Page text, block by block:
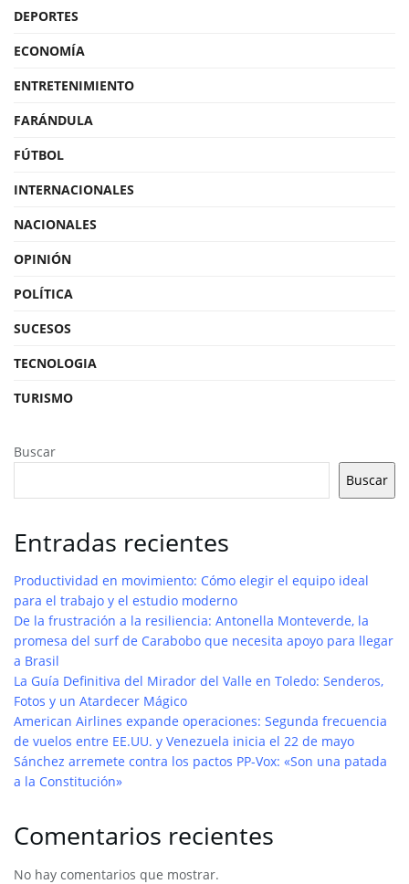
DEPORTES
ECONOMÍA
ENTRETENIMIENTO
FARÁNDULA
FÚTBOL
INTERNACIONALES
NACIONALES
OPINIÓN
POLÍTICA
SUCESOS
TECNOLOGIA
TURISMO
Buscar
Buscar
Entradas recientes
Productividad en movimiento: Cómo elegir el equipo ideal
para el trabajo y el estudio moderno
De la frustración a la resiliencia: Antonella Monteverde, la
promesa del surf de Carabobo que necesita apoyo para llegar
a Brasil
La Guía Definitiva del Mirador del Valle en Toledo: Senderos,
Fotos y un Atardecer Mágico
American Airlines expande operaciones: Segunda frecuencia
de vuelos entre EE.UU. y Venezuela inicia el 22 de mayo
Sánchez arremete contra los pactos PP-Vox: «Son una patada
a la Constitución»
Comentarios recientes
No hay comentarios que mostrar.